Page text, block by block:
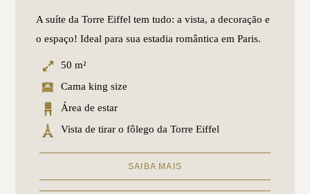
A suíte da Torre Eiffel tem tudo: a vista, a decoração e
o espaço! Ideal para sua estadia romântica em Paris.
50 m²
Cama king size
Área de estar
Vista de tirar o fôlego da Torre Eiffel
SAIBA MAIS